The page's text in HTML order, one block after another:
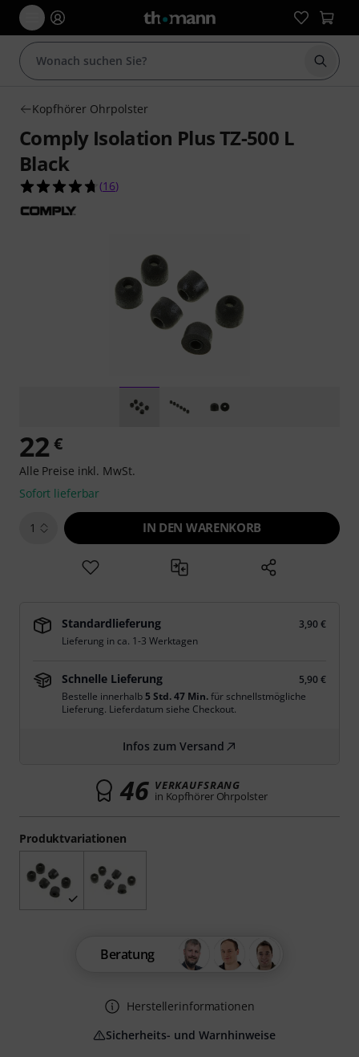
Suche
Kopfhörer Ohrpolster
Comply Isolation Plus TZ-500 L
Black
4.7 von 5 Sternen aus 16 Kundenbewertungen
(16)
Produktvariationen
22 €
Alle Preise inkl. MwSt.
Sofort lieferbar
1 IN DEN WARENKORB
Standardlieferung
3,90 €
Lieferung in ca. 1-3 Werktagen
Schnelle Lieferung
5,90 €
Bestelle innerhalb5 Std. 47 Min.für schnellstmögliche
Lieferung. Lieferdatum siehe Checkout.
Infos zum Versand
46 VERKAUFSRANG
in Kopfhörer Ohrpolster
Beratung
Herstellerinformationen
Sicherheits- und Warnhinweise